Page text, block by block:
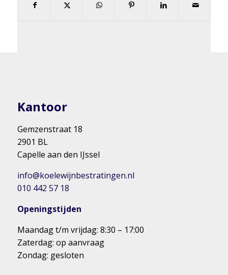
Kantoor
Gemzenstraat 18
2901 BL
Capelle aan den IJssel
info@koelewijnbestratingen.nl
010 442 57 18
Openingstijden
Maandag t/m vrijdag: 8:30 – 17:00
Zaterdag: op aanvraag
Zondag: gesloten